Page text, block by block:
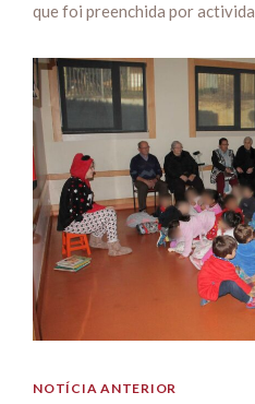
que foi preenchida por
NOTÍCIA ANTERIOR